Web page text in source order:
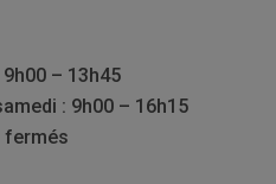
– 13h45
: 9h00 – 16h15
fermés